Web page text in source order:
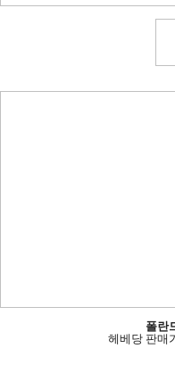
폴란
헤베당 판매